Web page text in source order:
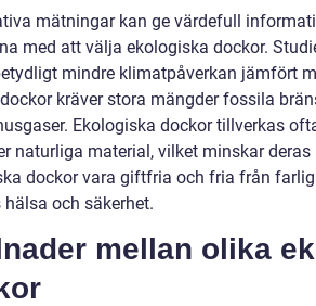
mätningar kan ge värdefull
med att välja ekologiska dockor.
mindre klimatpåverkan jämfört
kräver stora mängder fossila
Ekologiska dockor tillverkas
naturliga material, vilket minskar
dockor vara giftfria och fria från
hälsa och säkerhet.
mellan olika